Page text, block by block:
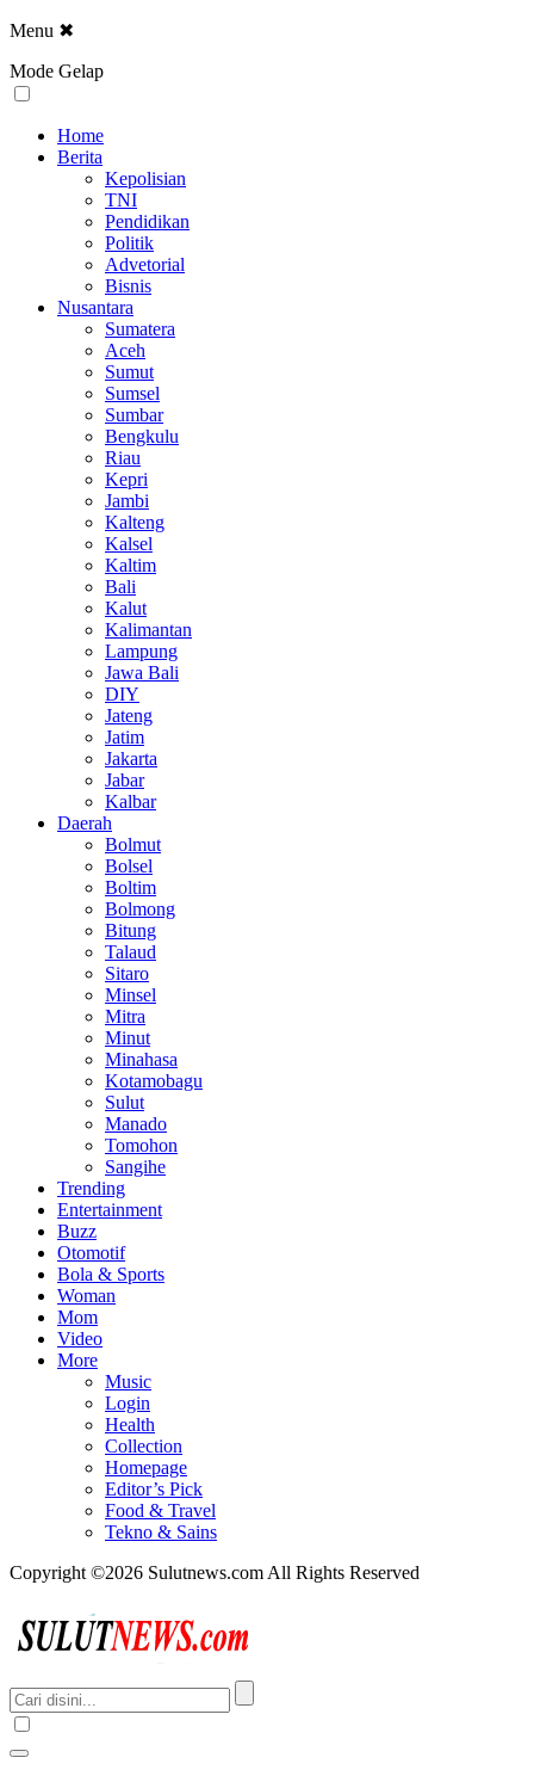
Menu ✖
Mode Gelap
Home
Berita
Kepolisian
TNI
Pendidikan
Politik
Advetorial
Bisnis
Nusantara
Sumatera
Aceh
Sumut
Sumsel
Sumbar
Bengkulu
Riau
Kepri
Jambi
Kalteng
Kalsel
Kaltim
Bali
Kalut
Kalimantan
Lampung
Jawa Bali
DIY
Jateng
Jatim
Jakarta
Jabar
Kalbar
Daerah
Bolmut
Bolsel
Boltim
Bolmong
Bitung
Talaud
Sitaro
Minsel
Mitra
Minut
Minahasa
Kotamobagu
Sulut
Manado
Tomohon
Sangihe
Trending
Entertainment
Buzz
Otomotif
Bola & Sports
Woman
Mom
Video
More
Music
Login
Health
Collection
Homepage
Editor’s Pick
Food & Travel
Tekno & Sains
Copyright ©2026 Sulutnews.com All Rights Reserved